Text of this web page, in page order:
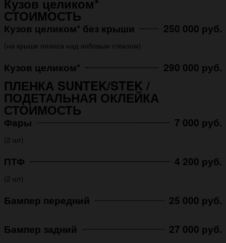
Кузов целиком*
СТОИМОСТЬ
Кузов целиком* без крыши 250 000 руб.
(на крыше полоса над лобовым стеклом)
Кузов целиком* 290 000 руб.
ПЛЕНКА SUNTEK/STEK /
ПОДЕТАЛЬНАЯ ОКЛЕЙКА
СТОИМОСТЬ
Фары 7 000 руб.
(2 шт)
ПТФ 4 200 руб.
(2 шт)
Бампер передний 25 000 руб.
Бампер задний 27 000 руб.